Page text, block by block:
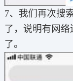
7、我们再次搜
了，说明有网
了。